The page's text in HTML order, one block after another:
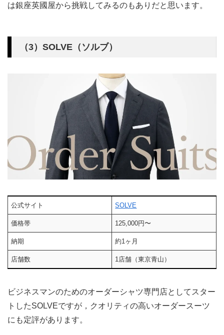
は銀座英國屋から挑戦してみるのもありだと思います。
（3）SOLVE（ソルブ）
公式サイト SOLVE
価格帯 125,000円〜
納期 約1ヶ月
店舗数 1店舗（東京青山）
ビジネスマンのためのオーダーシャツ専門店としてスター
トしたSOLVEですが，クオリティの高いオーダースーツ
にも定評があります。